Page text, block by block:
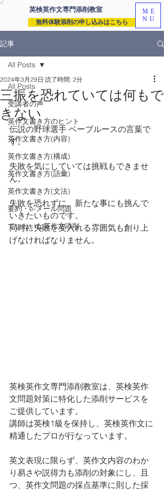
英検英作文専門添削教室
無料体験添削の申し込みはこちら
ME
NU
記事
All Posts
受講者の声
英作文書き方のヒント
英作文書き方(内容)
英作文書き方(構成)
英作文書き方(語彙)
英作文書き方(文法)
要約・e-メール問題
ていねいな英作文添削
All Posts
三振を恐れていては何もで
きない
2024年3月29日 読了時間: 2分
伝説の野球選手 ベーブルースの言葉で
す。
失敗を気にしていては挑戦もできませ
ん。
失敗を恐れずに、新たな事にも挑んで
いきたいものです。
同時に失敗を受入れる雰囲気も創り上
げなければなりません。
英検英作文専門添削教室は、英検英作
文問題対策に特化した添削サービスを
ご提供しています。
講師は英検1級を保持し、英検英作文に
精通したプロが行なっています。
英文表現に限らず、英作文内容のわか
り易さや説得力も添削の対象にし、且
つ、英作文問題の採点基準に則した採